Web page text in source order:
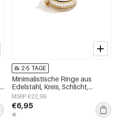
2-5 TAGE
Minimalistische Ringe aus
Edelstahl, Kreis, Schlicht,
Alltagsschmuck,
Damenschmuck
MSRP €22,99
€6,95